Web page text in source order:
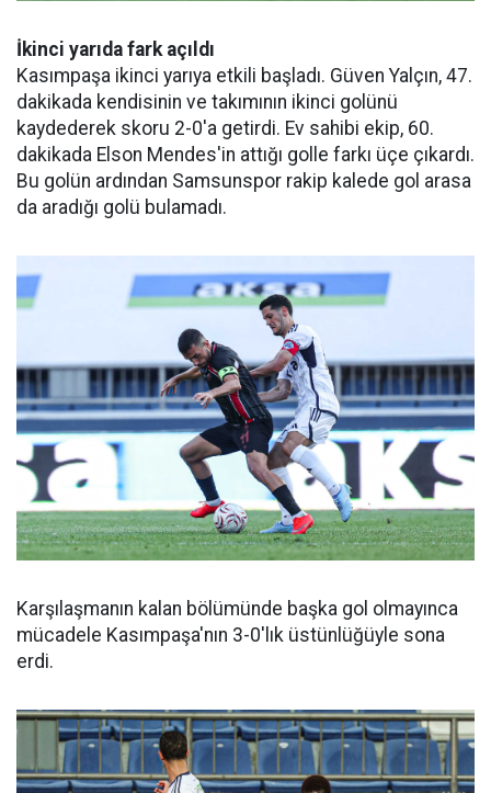
İkinci yarıda fark açıldı
Kasımpaşa ikinci yarıya etkili başladı. Güven Yalçın, 47.
dakikada kendisinin ve takımının ikinci golünü
kaydederek skoru 2-0'a getirdi. Ev sahibi ekip, 60.
dakikada Elson Mendes'in attığı golle farkı üçe çıkardı.
Bu golün ardından Samsunspor rakip kalede gol arasa
da aradığı golü bulamadı.
Karşılaşmanın kalan bölümünde başka gol olmayınca
mücadele Kasımpaşa'nın 3-0'lık üstünlüğüyle sona
erdi.